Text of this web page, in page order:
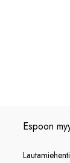
Espoon